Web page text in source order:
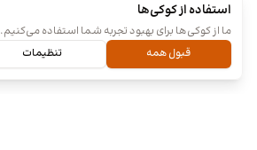
استفاده از کوکی‌ها
ما از کوکی‌ها برای بهبود تجربه شما استفاده می‌کنیم.
قبول همه
تنظیمات